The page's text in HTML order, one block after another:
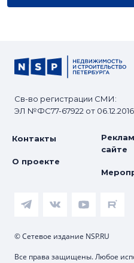
Св-во регистрации СМИ:
ЭЛ №ФС77-67922 от 06.12.2016
Контакты
О проекте
сайте
© Сетевое издание NSP.RU
Все права защищены. Любое